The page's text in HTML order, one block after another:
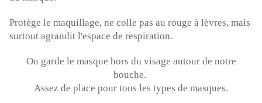
Protège le maquillage, ne colle pas au rouge à lèvres, mais
surtout agrandit l'espace de respiration.
On garde le masque hors du visage autour de notre
bouche.
Assez de place pour tous les types de masques.